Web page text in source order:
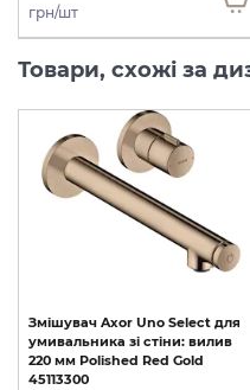
грн/шт
Товари, схожі за
Змішувач Axor Uno Select для
умивальника зі стіни: вилив
220 мм Polished Red Gold
45113300